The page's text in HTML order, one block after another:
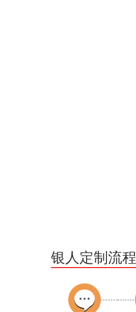
银人定制流程